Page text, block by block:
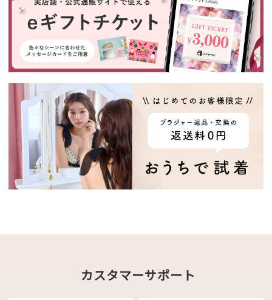
カスタマーサポート